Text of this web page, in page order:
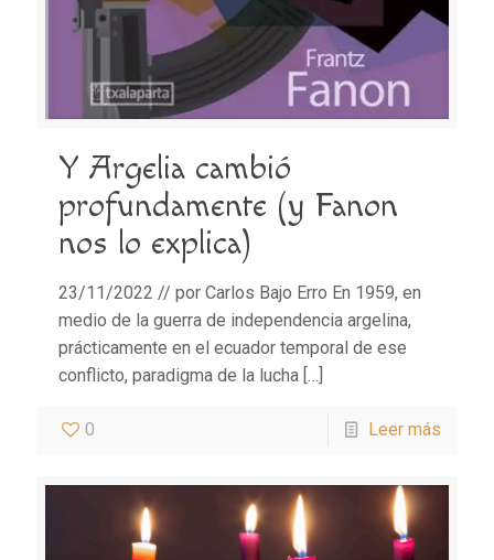
Y Argelia cambió
profundamente (y Fanon
nos lo explica)
23/11/2022 // por Carlos Bajo Erro En 1959, en
medio de la guerra de independencia argelina,
prácticamente en el ecuador temporal de ese
conflicto, paradigma de la lucha […]
0 Leer más